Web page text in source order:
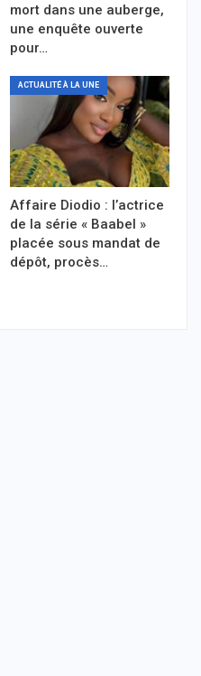
mort dans une auberge,
une enquête ouverte
pour…
ACTUALITÉ À LA UNE
Affaire Diodio : l’actrice
de la série « Baabel »
placée sous mandat de
dépôt, procès…